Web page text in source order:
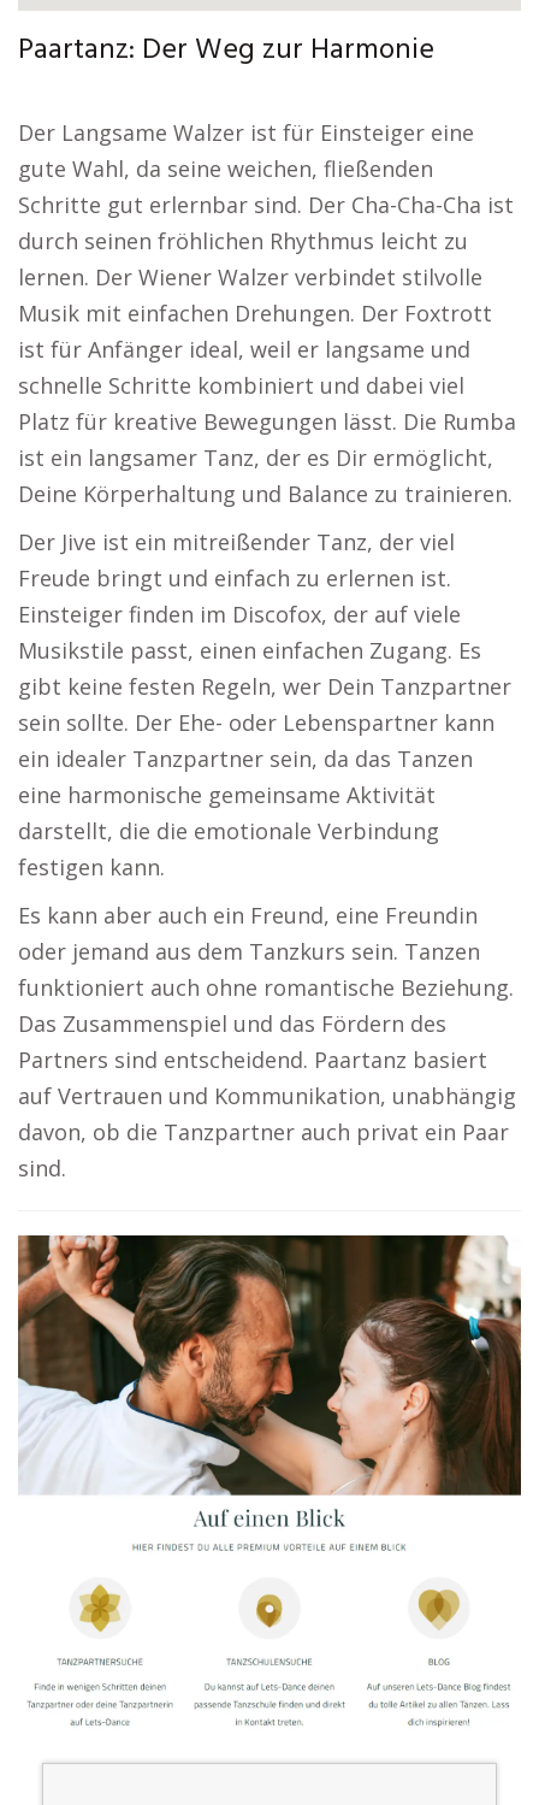
Paartanz: Der Weg zur Harmonie
Der Langsame Walzer ist für Einsteiger eine
gute Wahl, da seine weichen, fließenden
Schritte gut erlernbar sind. Der Cha-Cha-Cha ist
durch seinen fröhlichen Rhythmus leicht zu
lernen. Der Wiener Walzer verbindet stilvolle
Musik mit einfachen Drehungen. Der Foxtrott
ist für Anfänger ideal, weil er langsame und
schnelle Schritte kombiniert und dabei viel
Platz für kreative Bewegungen lässt. Die Rumba
ist ein langsamer Tanz, der es Dir ermöglicht,
Deine Körperhaltung und Balance zu trainieren.
Der Jive ist ein mitreißender Tanz, der viel
Freude bringt und einfach zu erlernen ist.
Einsteiger finden im Discofox, der auf viele
Musikstile passt, einen einfachen Zugang. Es
gibt keine festen Regeln, wer Dein Tanzpartner
sein sollte. Der Ehe- oder Lebenspartner kann
ein idealer Tanzpartner sein, da das Tanzen
eine harmonische gemeinsame Aktivität
darstellt, die die emotionale Verbindung
festigen kann.
Es kann aber auch ein Freund, eine Freundin
oder jemand aus dem Tanzkurs sein. Tanzen
funktioniert auch ohne romantische Beziehung.
Das Zusammenspiel und das Fördern des
Partners sind entscheidend. Paartanz basiert
auf Vertrauen und Kommunikation, unabhängig
davon, ob die Tanzpartner auch privat ein Paar
sind.